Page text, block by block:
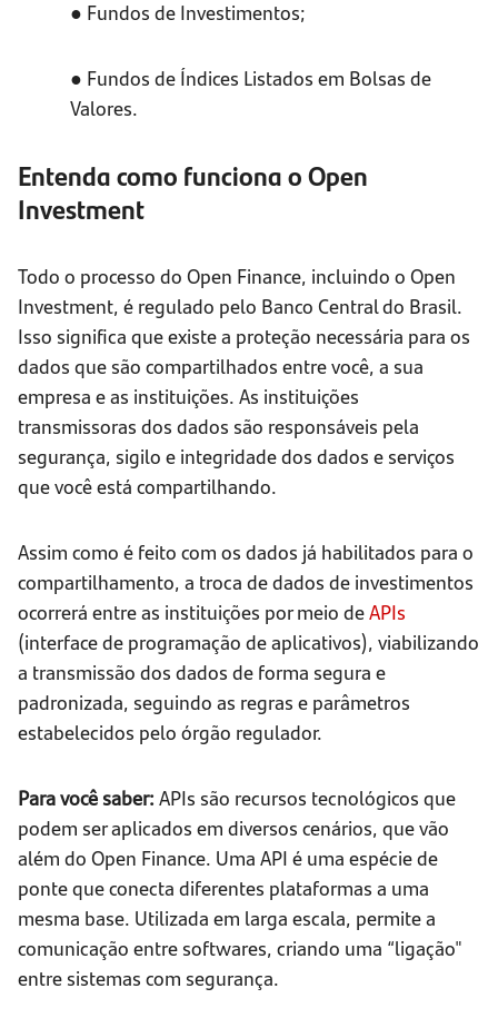
● Fundos de Investimentos;
● Fundos de Índices Listados em Bolsas de
Valores.
Entenda como funciona o Open
Investment
Todo o processo do Open Finance, incluindo o Open
Investment, é regulado pelo Banco Central do Brasil.
Isso significa que existe a proteção necessária para os
dados que são compartilhados entre você, a sua
empresa e as instituições. As instituições
transmissoras dos dados são responsáveis pela
segurança, sigilo e integridade dos dados e serviços
que você está compartilhando.
Assim como é feito com os dados já habilitados para o
compartilhamento, a troca de dados de investimentos
ocorrerá entre as instituições por meio deAPIs
(interface de programação de aplicativos), viabilizando
a transmissão dos dados de forma segura e
padronizada, seguindo as regras e parâmetros
estabelecidos pelo órgão regulador.
Para você saber: APIs são recursos tecnológicos que
podem ser aplicados em diversos cenários, que vão
além do Open Finance. Uma API é uma espécie de
ponte que conecta diferentes plataformas a uma
mesma base. Utilizada em larga escala, permite a
comunicação entre softwares, criando uma “ligação"
entre sistemas com segurança.